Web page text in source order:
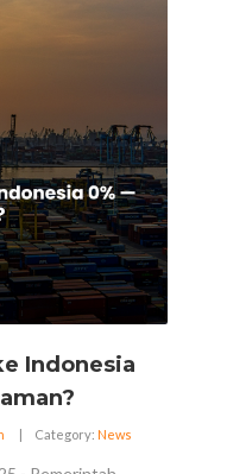
Indonesia
| Category: News